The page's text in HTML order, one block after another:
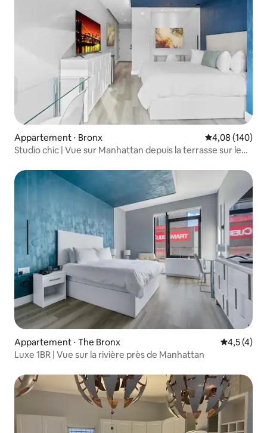
Appartement ⋅ Bronx Évaluation
4,08 (140)
Studio chic | Vue sur Manhattan depuis la terrasse sur le
Appartement ⋅ The Bronx Évaluation
4,5 (4)
Luxe 1BR | Vue sur la rivière près de Manhattan